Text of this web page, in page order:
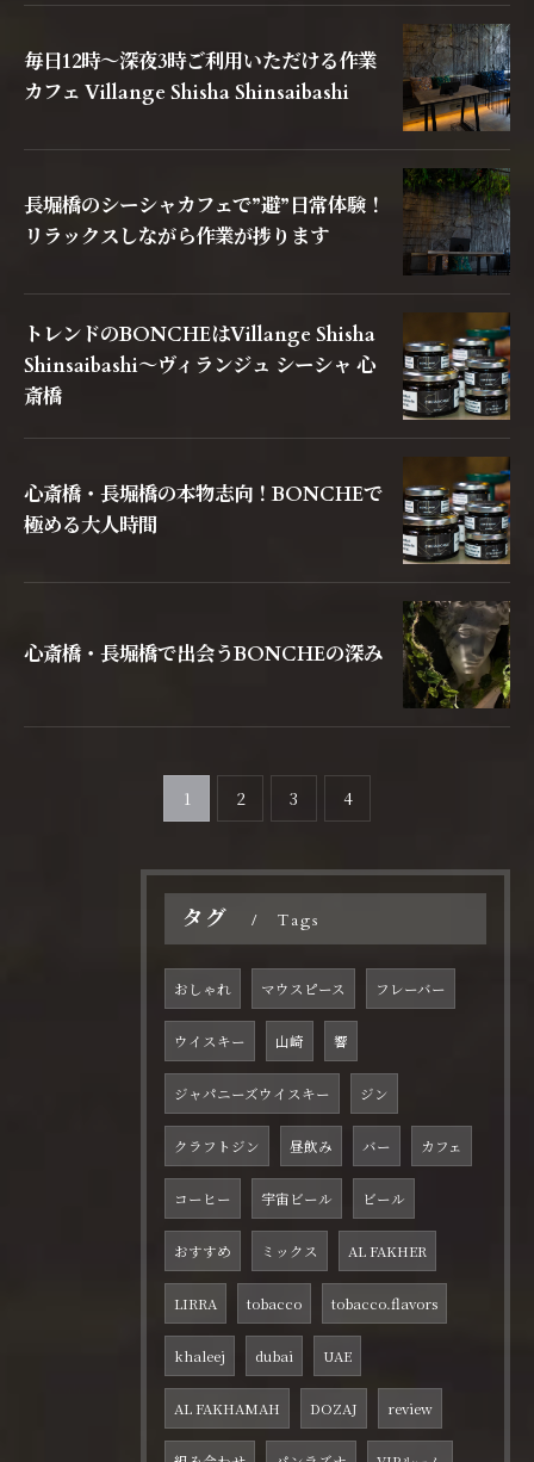
毎日12時〜深夜3時ご利用いただける作業
カフェ Villange Shisha Shinsaibashi
長堀橋のシーシャカフェで”避”日常体験！
リラックスしながら作業が捗ります
トレンドのBONCHEはVillange Shisha
Shinsaibashi〜ヴィランジュ シーシャ 心
斎橋
心斎橋・長堀橋の本物志向！BONCHEで
極める大人時間
心斎橋・長堀橋で出会うBONCHEの深み
1 2 3 4
タグ Tags
おしゃれ マウスピース フレーバー
ウイスキー 山崎 響
ジャパニーズウイスキー ジン
クラフトジン 昼飲み バー カフェ
コーヒー 宇宙ビール ビール
おすすめ ミックス AL FAKHER
LIRRA tobacco tobacco.flavors
khaleej dubai UAE
AL FAKHAMAH DOZAJ review